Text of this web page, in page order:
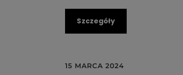
Szczegóły
15 MARCA 2024